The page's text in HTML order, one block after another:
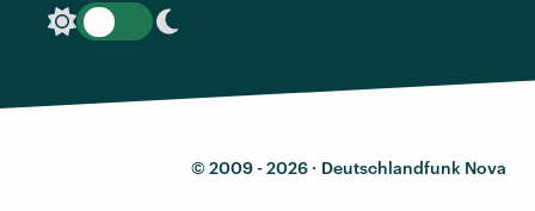
© 2009 - 2026 · Deutschlandfunk Nova